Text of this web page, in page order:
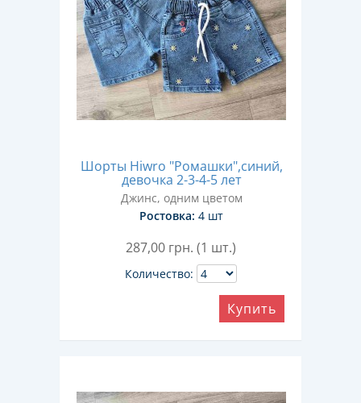
Шорты Hiwro "Ромашки",синий,
девочка 2-3-4-5 лет
Джинс, одним цветом
Ростовка: 4 шт
287,00 грн. (1 шт.)
Количество:
Купить